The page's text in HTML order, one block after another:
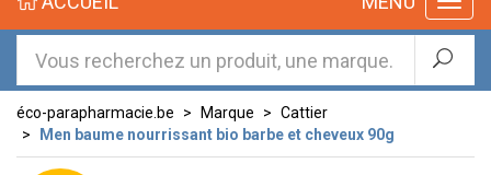
parapharmacie.fr
éco-parapharmacie.be Marque
Cattier
Men baume nourrissant bio barbe et cheveux 90g